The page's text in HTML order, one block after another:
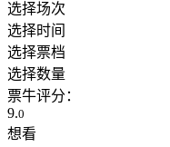
选择场次
选择时间
选择票档
选择数量
票牛评分：
9.0
想看